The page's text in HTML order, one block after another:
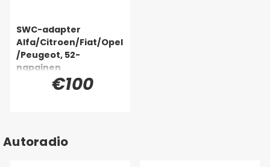
SWC-adapter
Alfa/Citroen/Fiat/Opel
/Peugeot, 52-
napainen
€100
Autoradio